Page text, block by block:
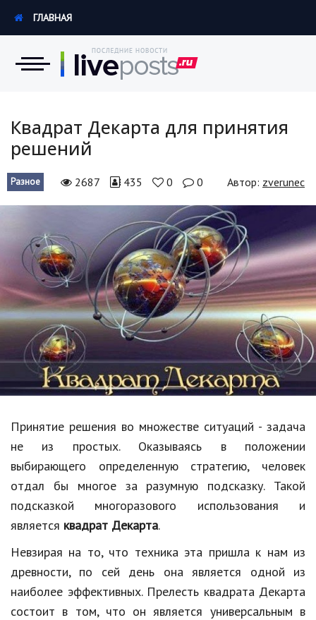
Экономика
Происшествия
Hi-Tech. Интернет
Россия
Наука и техника
Политика
Образование
В мире
Культура
Спорт
Знаменитости
Статьи
Обзоры
Рецепты
Красота и здоровье
ГЛАВНАЯ
Квадрат Декарта для принятия
решений
Разное 2687 435 0 0 Автор: zverunec
Принятие решения во множестве ситуаций - задача
не из простых. Оказываясь в положении
выбирающего определенную стратегию, человек
отдал бы многое за разумную подсказку. Такой
подсказкой многоразового использования и
является квадрат Декарта.
Невзирая на то, что техника эта пришла к нам из
древности, по сей день она является одной из
наиболее эффективных. Прелесть квадрата Декарта
состоит в том, что он является универсальным в